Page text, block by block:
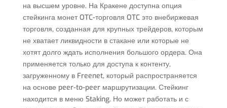
на высшем уровне. На Кракене доступна опция
стейкинга монет OTC-торговля OTC это внебиржевая
торговля, созданная для крупных трейдеров, которым
не хватает ликвидности в стакане или которые не
хотят долго ждать исполнения большого ордера. Она
применяется только для доступа к контенту,
загруженному в Freenet, который распространяется
на основе peer-to-peer маршрутизации. Стейкинг
находится в меню Staking. Но может работать и с